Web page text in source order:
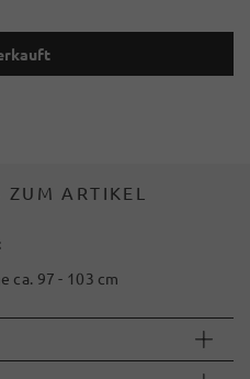
ZUM ARTIKEL
ca. 97 - 103 cm